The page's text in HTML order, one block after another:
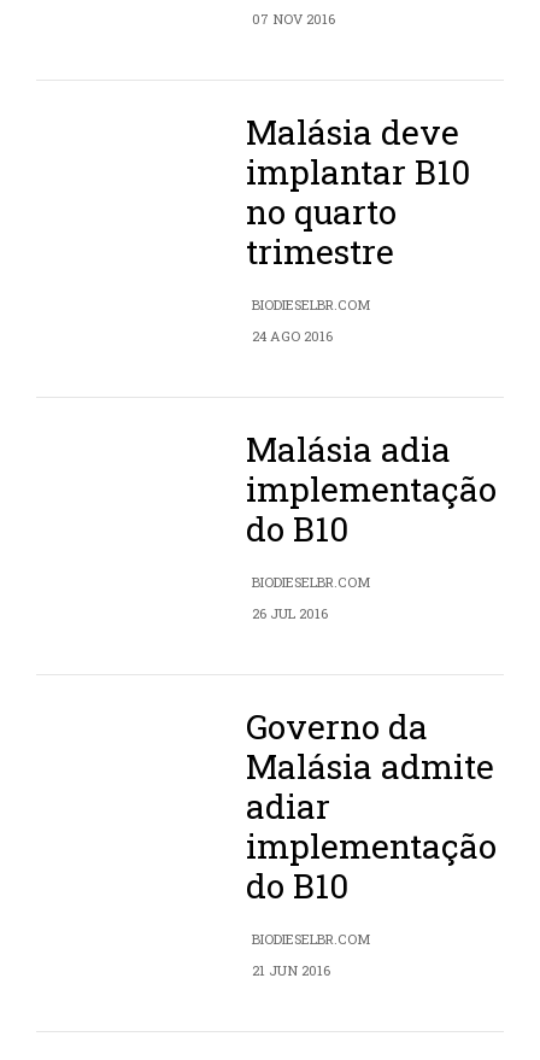
07 NOV 2016
Malásia deve
implantar B10
no quarto
trimestre
BIODIESELBR.COM
24 AGO 2016
Malásia adia
implementação
do B10
BIODIESELBR.COM
26 JUL 2016
Governo da
Malásia admite
adiar
implementação
do B10
BIODIESELBR.COM
21 JUN 2016